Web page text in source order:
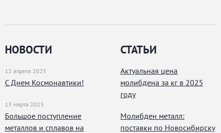
НОВОСТИ
12 апреля 2025
С Днем Космонавтики!
13 марта 2025
Большое поступление
металлов и сплавов на
СТАТЬИ
Актуальная цена
молибдена за кг в 2025
году
Молибден металл:
поставки по Новосибирску